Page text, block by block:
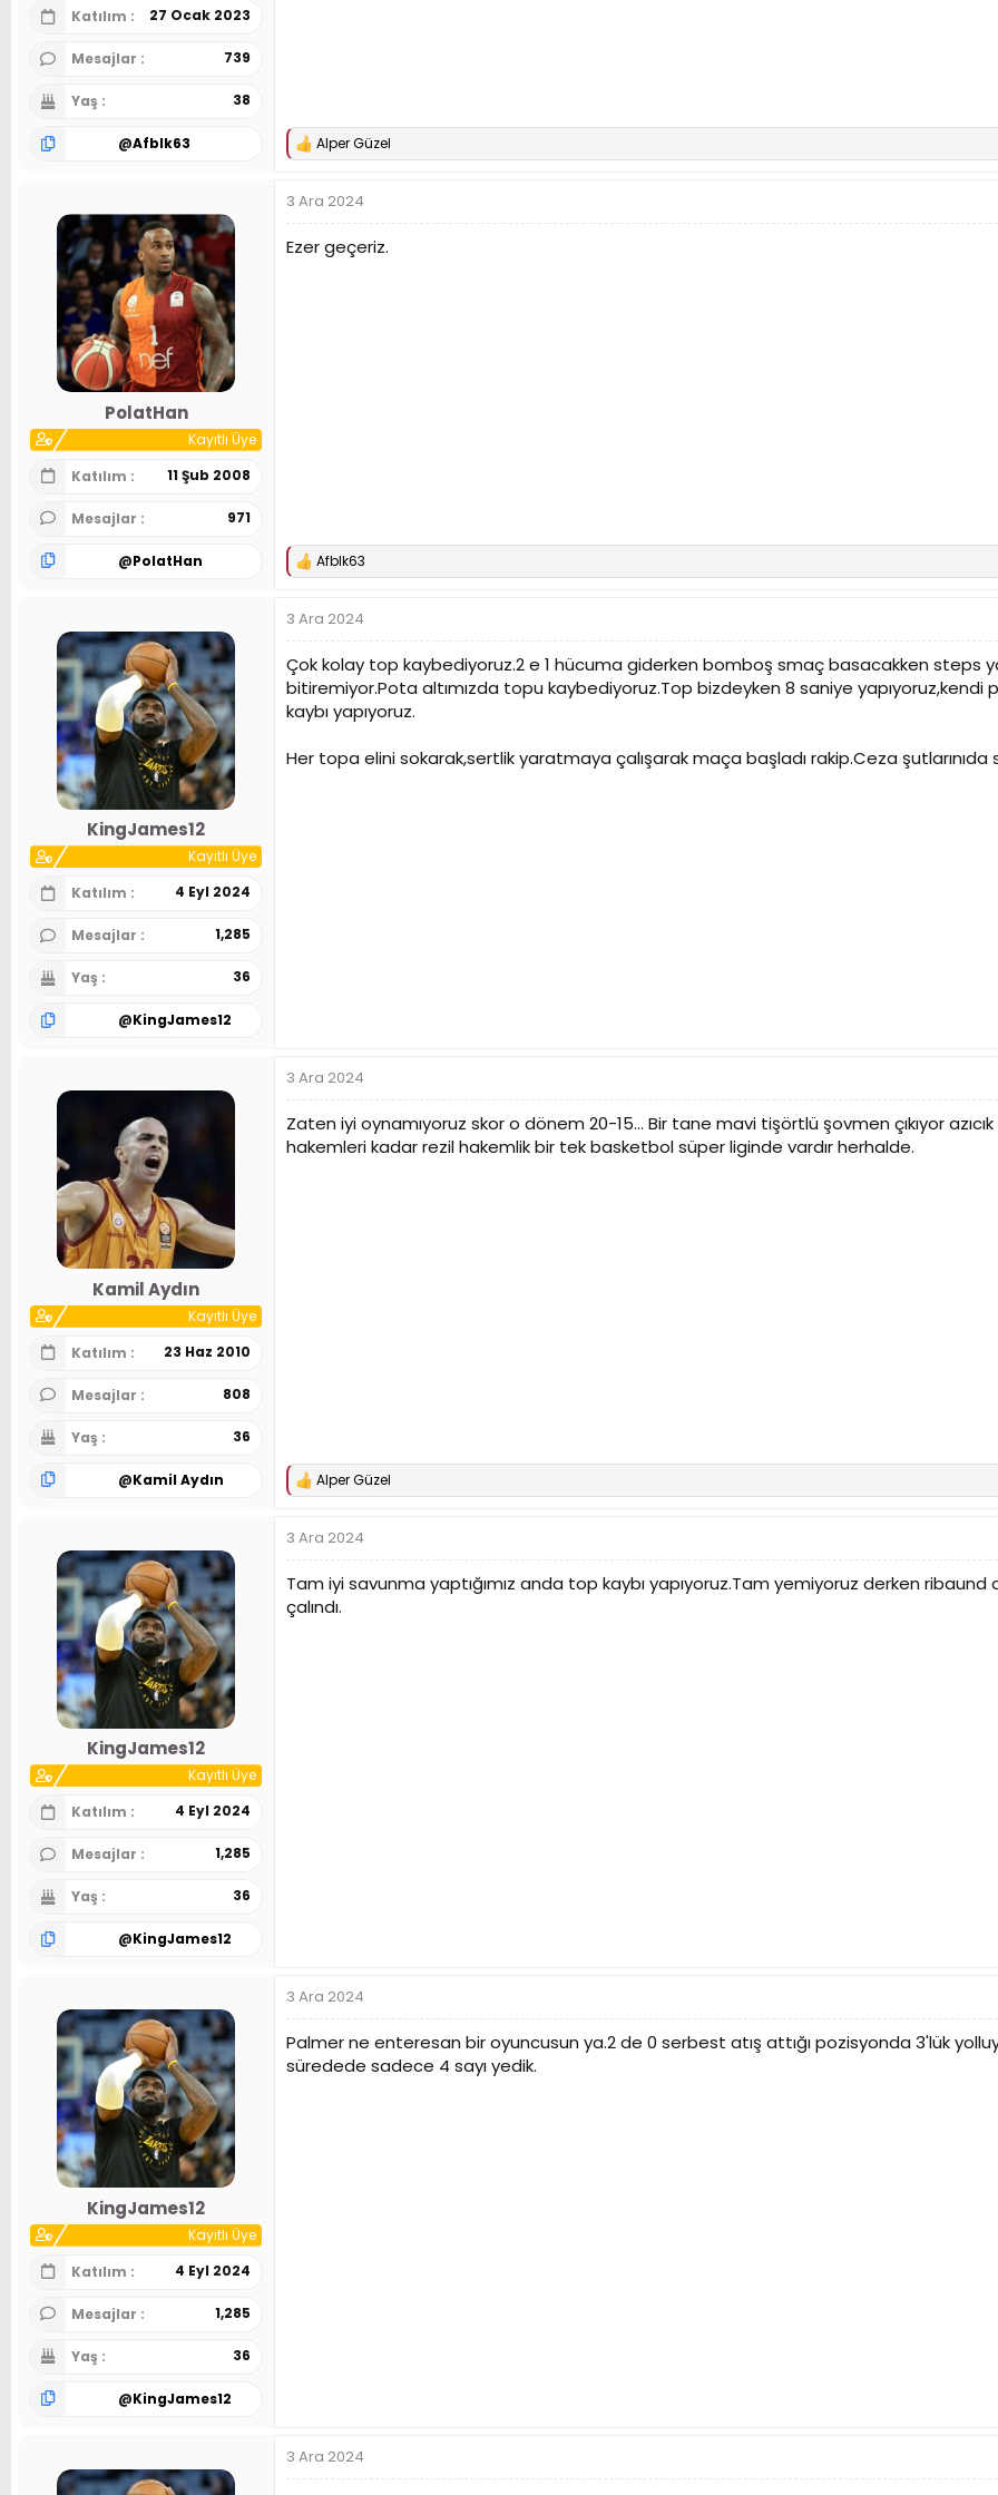
Katılım
27 Ocak 2023
Mesajlar 739
Yaş 38
@Afblk63
T
k
i
l
e
Alper Güzel
PolatHan
Kayıtlı Üye
Katılım
11 Şub 2008
Mesajlar 971
@PolatHan
3 Ara 2024
Ezer geçeriz.
T
k
i
l
e
r
:
Afblk63
KingJames12
Kayıtlı Üye
Katılım
4 Eyl 2024
Mesajlar 1,285
Yaş 36
@KingJames12
3 Ara 2024
Çok kolay top kaybediyoruz.2 e 1 hücuma giderken bomboş smaç basacakken steps
bitiremiyor.Pota altımızda topu kaybediyoruz.Top bizdeyken 8 saniye
kaybı yapıyoruz.
Her topa elini sokarak,sertlik yaratmaya çalışarak maça başladı rakip.Ceza
Kamil Aydın
Kayıtlı Üye
Katılım
23 Haz 2010
Mesajlar 808
Yaş 36
@Kamil Aydın
3 Ara 2024
Zaten iyi oynamıyoruz skor o dönem 20-15... Bir tane mavi tişörtlü şovmen çıkıyor
hakemleri kadar rezil hakemlik bir tek basketbol süper liginde vardır herhalde.
T
k
i
l
e
r
Alper Güzel
KingJames12
Kayıtlı Üye
Katılım
4 Eyl 2024
Mesajlar 1,285
Yaş 36
@KingJames12
3 Ara 2024
Tam iyi savunma yaptığımız anda top kaybı yapıyoruz.Tam yemiyoruz derken
çalındı.
KingJames12
Kayıtlı Üye
Katılım
4 Eyl 2024
Mesajlar 1,285
Yaş 36
@KingJames12
3 Ara 2024
Palmer ne enteresan bir oyuncusun ya.2 de 0 serbest atış attığı pozisyonda 3'lük
süredede sadece 4 sayı yedik.
3 Ara 2024